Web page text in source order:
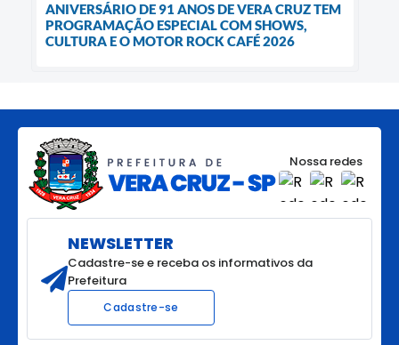
ANIVERSÁRIO DE 91 ANOS DE VERA CRUZ TEM
PROGRAMAÇÃO ESPECIAL COM SHOWS,
CULTURA E O MOTOR ROCK CAFÉ 2026
Nossa redes
NEWSLETTER
Cadastre-se e receba os informativos da
Prefeitura
Cadastre-se